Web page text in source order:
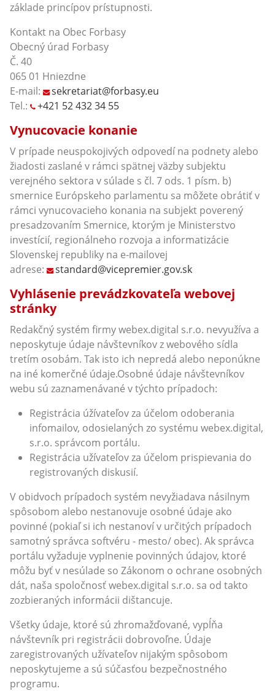
základe princípov prístupnosti.
Kontakt na Obec Forbasy
Obecný úrad Forbasy
Č. 40
065 01 Hniezdne
E-mail:
sekretariat@forbasy.eu
Tel.:
+421 52 432 34 55
Vynucovacie konanie
V prípade neuspokojivých odpovedí na podnety alebo
žiadosti zaslané v rámci spätnej väzby subjektu
verejného sektora v súlade s čl. 7 ods. 1 písm. b)
smernice Európskeho parlamentu sa môžete obrátiť v
rámci vynucovacieho konania na subjekt poverený
presadzovaním Smernice, ktorým je Ministerstvo
investícií, regionálneho rozvoja a informatizácie
Slovenskej republiky na e-mailovej
adrese:
standard@vicepremier.gov.sk
Vyhlásenie prevádzkovateľa webovej
stránky
Redakčný systém firmy webex.digital s.r.o. nevyužíva a
neposkytuje údaje návštevníkov z webového sídla
tretím osobám. Tak isto ich nepredá alebo neponúkne
na iné komerčné údaje.Osobné údaje návštevníkov
webu sú zaznamenávané v týchto prípadoch:
Registrácia úžívateľov za účelom odoberania
infomailov, odosielaných zo systému webex.digital,
s.r.o. správcom portálu.
Registrácia užívateľov za účelom prispievania do
registrovaných diskusií.
V obidvoch prípadoch systém nevyžiadava násilnym
spôsobom alebo nestanovuje osobné údaje ako
povinné (pokiaľ si ich nestanoví v určitých prípadoch
samotný správca softvéru - mesto/ obec). Ak správca
portálu vyžaduje vyplnenie povinných údajov, ktoré
môžu byť v nesúlade so Zákonom o ochrane osobných
dát, naša spoločnosť webex.digital s.r.o. sa od takto
zozbieraných informácii dištancuje.
Všetky údaje, ktoré sú zhromažďované, vypĺňa
návštevník pri registrácii dobrovoľne. Údaje
zaregistrovaných užívateľov nijakým spôsobom
neposkytujeme a sú súčasťou bezpečnostného
programu.